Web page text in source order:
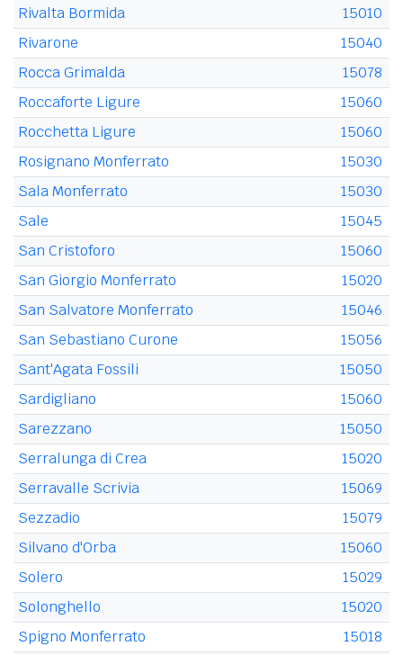
Rivalta Bormida
15010
Rivarone
15040
Rocca Grimalda
15078
Roccaforte Ligure
15060
Rocchetta Ligure
15060
Rosignano Monferrato
15030
Sala Monferrato
15030
Sale
15045
San Cristoforo
15060
San Giorgio Monferrato
15020
San Salvatore Monferrato
15046
San Sebastiano Curone
15056
Sant'Agata Fossili
15050
Sardigliano
15060
Sarezzano
15050
Serralunga di Crea
15020
Serravalle Scrivia
15069
Sezzadio
15079
Silvano d'Orba
15060
Solero
15029
Solonghello
15020
Spigno Monferrato
15018